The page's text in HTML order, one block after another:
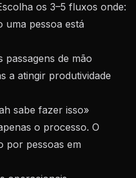
os 3–5 fluxos onde:
uma pessoa está
passagens de mão
a atingir produtividade
sabe fazer isso»
o processo. O
por pessoas em